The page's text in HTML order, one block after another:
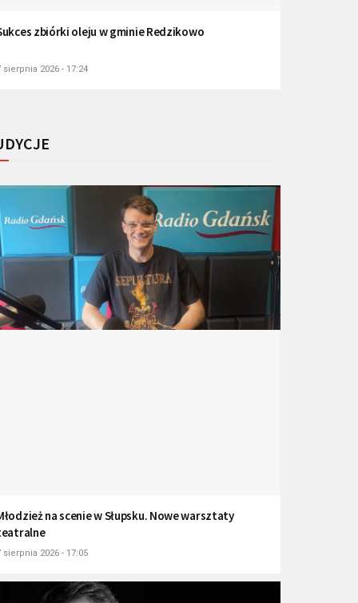
zbiórki oleju w gminie Redzikowo
sierpnia 2026 - 17:24
na scenie w Słupsku. Nowe warsztaty
sierpnia 2026 - 17:05